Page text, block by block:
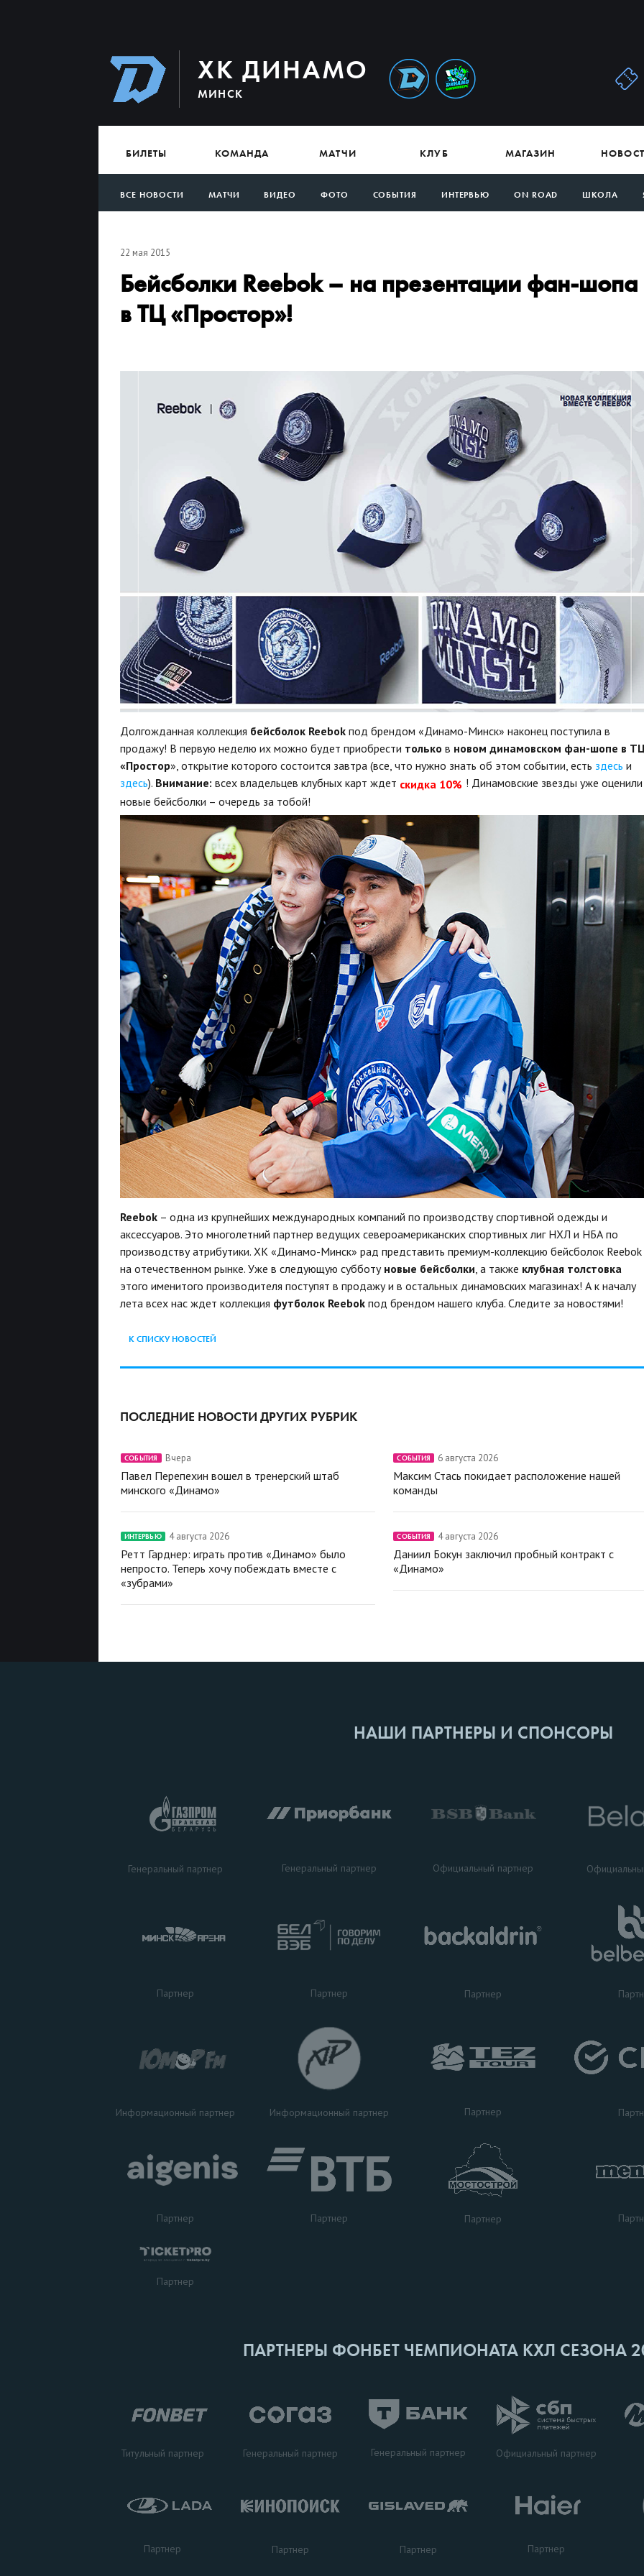
ХК ДИНАМО
МИНСК
БИЛЕТЫ КОМАНДА МАТЧИ КЛУБ МАГАЗИН
ВСЕ НОВОСТИ МАТЧИ ВИДЕО ФОТО СОБЫТИЯ ИНТЕРВЬЮ ON ROAD ШКОЛА
22 мая 2015
Бейсболки Reebok – на презентации фан-шопа
в ТЦ «Простор»!
Долгожданная коллекция бейсболок Reebok под брендом «Динамо-Минск» наконец поступила в
продажу! В первую неделю их можно будет приобрести только в новом динамовском фан-шопе в
«Простор», открытие которого состоится завтра (все, что нужно знать об этом событии, есть здесь и
здесь). Внимание: всех владельцев клубных карт ждет скидка 10% ! Динамовские звезды уже оценили
новые бейсболки – очередь за тобой!
Reebok – одна из крупнейших международных компаний по производству спортивной одежды и
аксессуаров. Это многолетний партнер ведущих североамериканских спортивных лиг НХЛ и НБА по
производству атрибутики. ХК «Динамо-Минск» рад представить премиум-коллекцию бейсболок Reebok
на отечественном рынке. Уже в следующую субботу новые бейсболки , а также клубная толстовка
этого именитого производителя поступят в продажу и в остальных динамовских магазинах! А к началу
лета всех нас ждет коллекция футболок Reebok под брендом нашего клуба. Следите за новостями!
К СПИСКУ НОВОСТЕЙ
ПОСЛЕДНИЕ НОВОСТИ ДРУГИХ РУБРИК
СОБЫТИЯ Вчера
Павел Перепехин вошел в тренерский штаб
минского «Динамо»
СОБЫТИЯ 6 августа 2026
Максим Стась покидает расположение нашей
команды
ИНТЕРВЬЮ 4 августа 2026
Ретт Гарднер: играть против «Динамо» было
непросто. Теперь хочу побеждать вместе с
«зубрами»
СОБЫТИЯ 4 августа 2026
Даниил Бокун заключил пробный контракт с
«Динамо»
НАШИ ПАРТНЕРЫ И СПОНСОРЫ
Генеральный партнер Генеральный партнер Официальный партнер
Партнер Партнер Партнер
Информационный партнер Информационный партнер Партнер
Партнер Партнер Партнер
Партнер
ПАРТНЕРЫ ФОНБЕТ ЧЕМПИОНАТА КХЛ СЕЗОНА
Титульный партнер Генеральный партнер Генеральный партнер Официальный партнер
Партнер Партнер Партнер Партнер